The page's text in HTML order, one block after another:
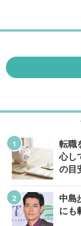
転職
心し
の目
中島
にも